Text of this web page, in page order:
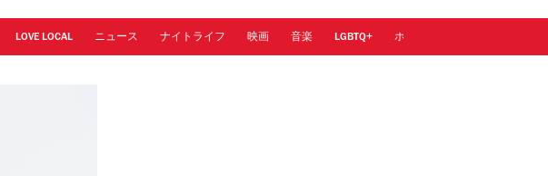
に登録
索
LOVE LOCAL ニュース ナイトライフ 映画 音楽 LGBTQ+ ホテル